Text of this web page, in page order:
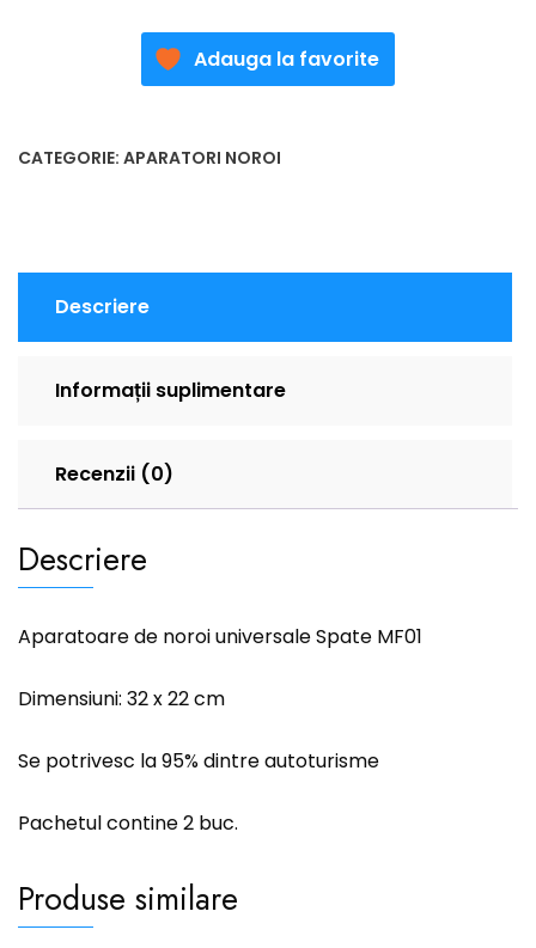
Adauga la favorite
CATEGORIE: APARATORI NOROI
Descriere
Informații suplimentare
Recenzii (0)
Descriere
Aparatoare de noroi universale Spate MF01
Dimensiuni: 32 x 22 cm
Se potrivesc la 95% dintre autoturisme
Pachetul contine 2 buc.
Produse similare